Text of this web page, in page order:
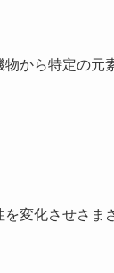
から特定の元
変化させさま